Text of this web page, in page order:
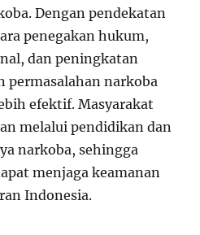
Dengan pendekatan
penegakan hukum,
dan peningkatan
permasalahan narkoba
efektif. Masyarakat
melalui pendidikan dan
narkoba, sehingga
menjaga keamanan
Indonesia.